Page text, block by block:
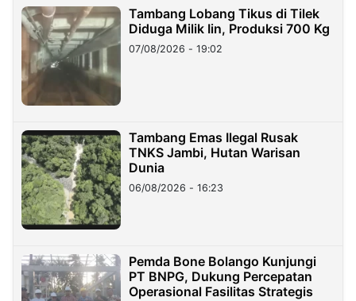
Tambang Lobang Tikus di Tilek
Diduga Milik Iin, Produksi 700 Kg
07/08/2026 - 19:02
Tambang Emas Ilegal Rusak
TNKS Jambi, Hutan Warisan
Dunia
06/08/2026 - 16:23
Pemda Bone Bolango Kunjungi
PT BNPG, Dukung Percepatan
Operasional Fasilitas Strategis